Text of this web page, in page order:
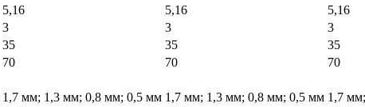
5,16 5,16
5,16
3 3
3
35 35
35
70 70
70
1,7 мм; 1,3 мм; 0,8 мм; 0,5 мм 1,7 мм; 1,3 мм; 0,8 мм; 0,5 мм 1,7